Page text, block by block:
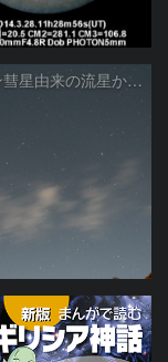
アイソン彗星由来の流星か☆彡